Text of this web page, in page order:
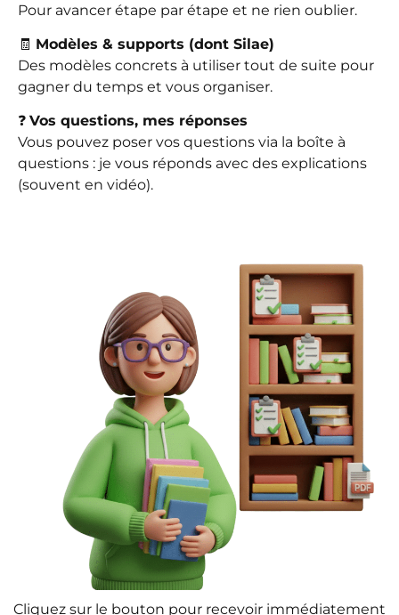
Pour avancer étape par étape et ne rien oublier.
🧾 Modèles & supports (dont Silae)
Des modèles concrets à utiliser tout de suite pour
gagner du temps et vous organiser.
❓ Vos questions, mes réponses
Vous pouvez poser vos questions via la boîte à
questions : je vous réponds avec des explications
(souvent en vidéo).
Cliquez sur le bouton pour recevoir immédiatement